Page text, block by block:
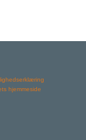
hjemmeside